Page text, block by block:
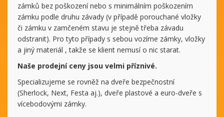
zámků bez poškození nebo s minimálním poškozením
zámku podle druhu závady (v případě porouchané vložky
či zámku v zamčeném stavu je stejně třeba závadu
odstranit). Pro tyto případy s sebou vozíme zámky, vložky
a jiný materiál , takže se klient nemusí o nic starat.
Naše prodejní ceny jsou velmi příznivé.
Specializujeme se rovněž na dveře bezpečnostní
(Sherlock, Next, Festa aj.), dveře plastové a euro-dveře s
vícebodovými zámky.